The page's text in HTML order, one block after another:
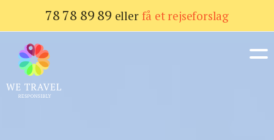
til
hovedindhold
78 78 89 89 eller få et rejseforslag